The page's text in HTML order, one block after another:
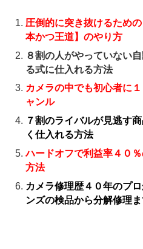
圧倒的に突き抜けるため
本かつ王道】のやり方
８割の人がやっていない
る式に仕入れる方法
カメラの中でも初心者に
ャンル
７割のライバルが見逃す
く仕入れる方法
ハードオフで利益率４０
方法
カメラ修理歴４０年のプ
ンズの検品から分解修理